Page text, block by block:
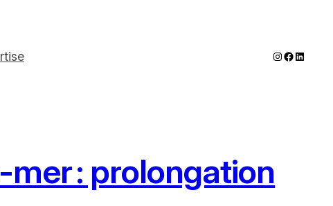
Instagram
: prolongation